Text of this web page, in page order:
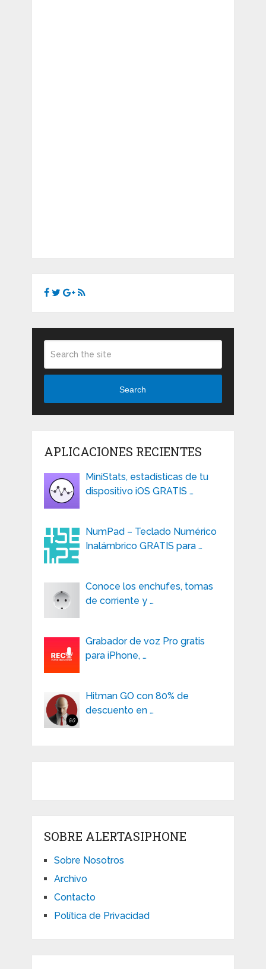
Search
APLICACIONES RECIENTES
MiniStats, estadísticas de tu
dispositivo iOS GRATIS …
NumPad – Teclado Numérico
Inalámbrico GRATIS para …
Conoce los enchufes, tomas
de corriente y …
Grabador de voz Pro gratis
para iPhone, …
Hitman GO con 80% de
descuento en …
SOBRE ALERTASIPHONE
Sobre Nosotros
Archivo
Contacto
Política de Privacidad